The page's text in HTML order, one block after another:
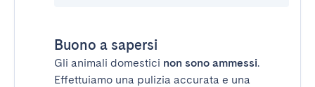
Buono a sapersi
Gli animali domestici non sono ammessi.
Effettuiamo una pulizia accurata e una